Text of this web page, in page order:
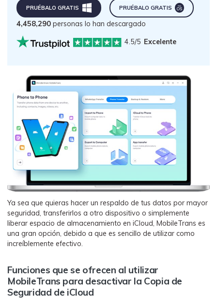
PRUÉBALO GRATIS PRUÉBALO GRATIS
4,458,291 personas lo han descargado
4.5/5 Excelente
Ya sea que quieras hacer un respaldo de tus datos por mayor
seguridad, transferirlos a otro dispositivo o simplemente
liberar espacio de almacenamiento en iCloud, MobileTrans es
una gran opción, debido a que es sencillo de utilizar como
increíblemente efectivo.󠀲󠀡󠀠󠀥󠀩󠀧󠀤󠀢󠀡󠀳
󠀰Funciones que se ofrecen al utilizar
MobileTrans para desactivar la Copia de
Seguridad de iCloud